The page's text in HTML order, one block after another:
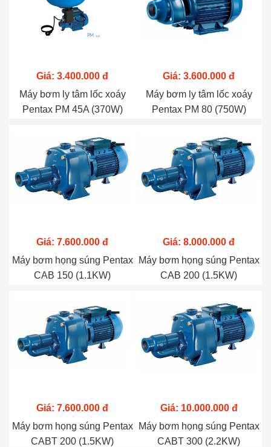
Giá: 3.400.000 đ
Máy bơm ly tâm lốc xoáy
Pentax PM 45A (370W)
Giá: 3.600.000 đ
Máy bơm ly tâm lốc xoáy
Pentax PM 80 (750W)
Giá: 7.600.000 đ
Máy bơm họng súng Pentax
CAB 150 (1.1KW)
Giá: 8.000.000 đ
Máy bơm họng súng Pentax
CAB 200 (1.5KW)
Giá: 7.600.000 đ
Máy bơm họng súng Pentax
CABT 200 (1.5KW)
Giá: 10.000.000 đ
Máy bơm họng súng Pentax
CABT 300 (2.2KW)